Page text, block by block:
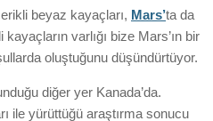
beyaz kayaçları, Mars’ta da
varlığı bize Mars’ın bir
oluştuğunu düşündürtüyor.
diğer yer Kanada’da.
ile yürüttüğü araştırma sonucu